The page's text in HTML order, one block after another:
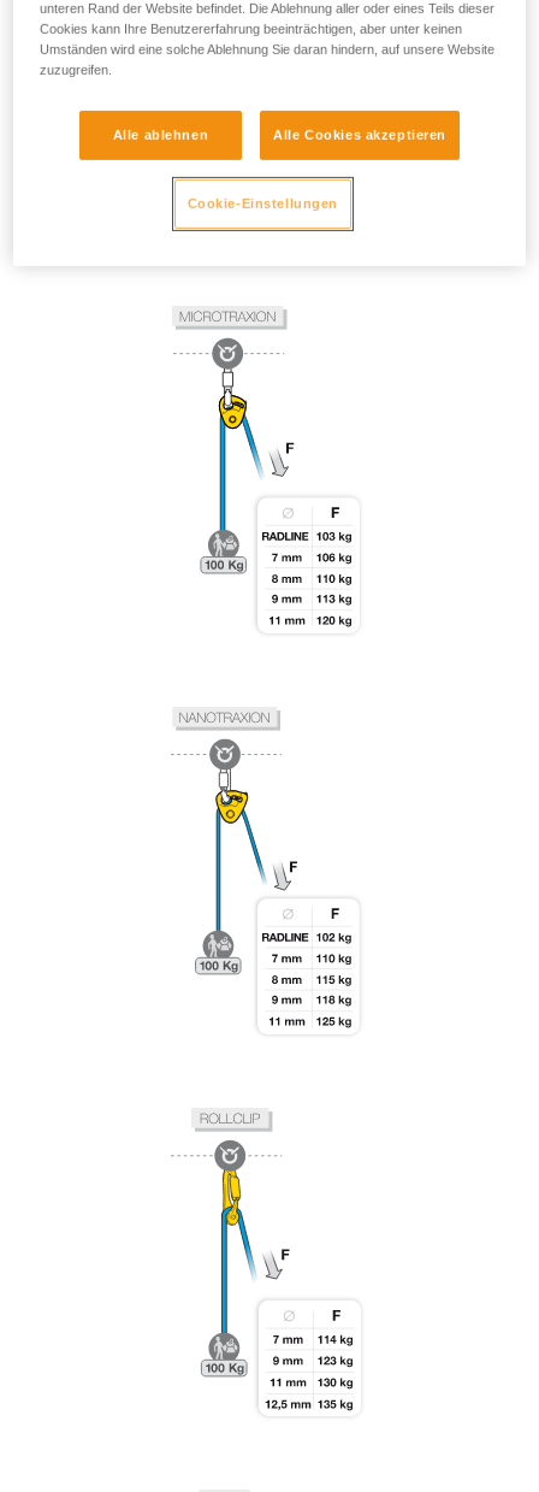
unteren Rand der Website befindet. Die Ablehnung aller oder eines Teils dieser
Cookies kann Ihre Benutzererfahrung beeinträchtigen, aber unter keinen
Umständen wird eine solche Ablehnung Sie daran hindern, auf unsere Website
zuzugreifen.
Alle ablehnen Alle Cookies akzeptieren
Cookie-Einstellungen